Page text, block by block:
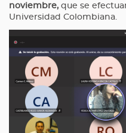
noviembre, que se
Universidad Colombiana.